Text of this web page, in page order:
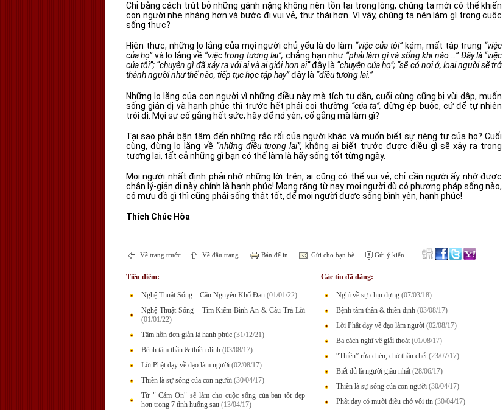
Chỉ bằng cách trút bỏ những gánh nặng không nên tồn tại trong lòng, chúng ta mới có thể khiến
con người nhẹ nhàng hơn và bước đi vui vẻ, thư thái hơn. Vì vậy, chúng ta nên làm gì trong cuộc
sống thực?
Hiện thực, những lo lắng của mọi người chủ yếu là do làm “việc của tôi”kém, mất tập trung “việc
của họ”và lo lắng về “việc trong tương lai”, chẳng hạn như “phải làm gì và sống khi nào …” Đây là “việc
của tôi”; “chuyện gì đã xảy ra với ai và ai giỏi hơn ai”đây là“chuyện của họ”; “sẽ có nơi ở, loại người sẽ trở
thành người như thế nào, tiếp tục học tập hay”đây là “điều tương lai.”
Những lo lắng của con người vì những điều này mà tích tụ dần, cuối cùng cũng bị vùi dập, muốn
sống giản dị và hạnh phúc thì trước hết phải coi thường “của ta”, đừng ép buộc, cứ để tự nhiên
trôi đi. Mọi sự cố gắng hết sức; hãy để nó yên, cố gắng mà làm gì?
Tại sao phải bận tâm đến những rắc rối của người khác và muốn biết sự riêng tư của họ? Cuối
cùng, đừng lo lắng về “những điều tương lai”, không ai biết trước được điều gì sẽ xảy ra trong
tương lai, tất cả những gì bạn có thể làm là hãy sống tốt từng ngày.
Mọi người nhất định phải nhớ những lời trên, ai cũng có thể vui vẻ, chỉ cần người ấy nhớ được
chân lý-giản dị này chính là hạnh phúc! Mong rằng từ nay mọi người dù có phương pháp sống nào,
có mưu đồ gì thì cũng phải sống thật tốt, để mọi người được sống bình yên, hạnh phúc!
Thích Chúc Hòa
Về trang trước Về đầu trang Bản để in Gửi cho bạn bè Gửi ý kiến
Tiêu điểm:
Nghệ Thuật Sống – Căn Nguyên Khổ Đau (01/01/22)
Nghệ Thuật Sống – Tìm Kiếm Bình An & Câu Trả Lời
(01/01/22)
Tâm hồn đơn giản là hạnh phúc (31/12/21)
Bệnh tâm thần & thiền định (03/08/17)
Lời Phật dạy về đạo làm người (02/08/17)
Thiền là sự sống của con người (30/04/17)
Từ " Cảm Ơn" sẽ làm cho cuộc sống của bạn tốt đẹp
hơn trong 7 tình huống sau (13/04/17)
Các tin đã đăng:
Nghĩ về sự chịu đựng (07/03/18)
Bệnh tâm thần & thiền định (03/08/17)
Lời Phật dạy về đạo làm người (02/08/17)
Ba cách nghĩ về giải thoát (01/08/17)
“Thiền” rửa chén, chờ thần chết (23/07/17)
Biết đủ là người giàu nhất (28/06/17)
Thiền là sự sống của con người (30/04/17)
Phật dạy có mười điều chớ vội tin (30/04/17)